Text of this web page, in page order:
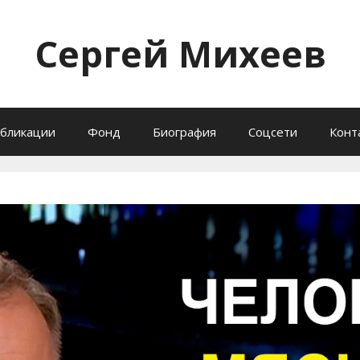
Сергей Михеев
Фонд Биография Соцсети